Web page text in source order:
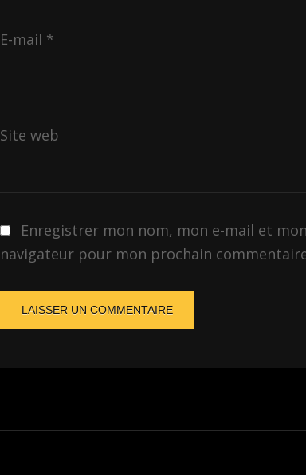
E-mail *
Site web
Enregistrer mon nom, mon e-mail et
navigateur pour mon prochain